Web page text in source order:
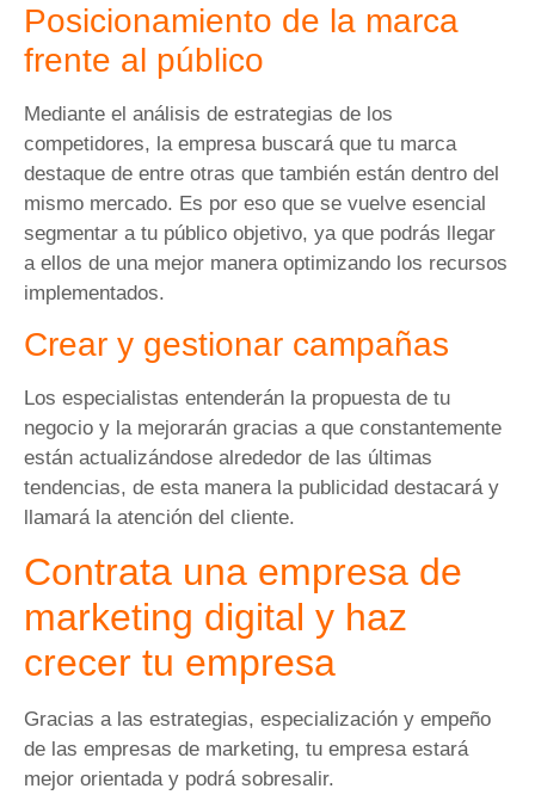
Posicionamiento de la marca
frente al público
Mediante el análisis de estrategias de los
competidores, la empresa buscará que tu marca
destaque de entre otras que también están dentro del
mismo mercado. Es por eso que se vuelve esencial
segmentar a tu público objetivo, ya que podrás llegar
a ellos de una mejor manera optimizando los recursos
implementados.
Crear y gestionar campañas
Los especialistas entenderán la propuesta de tu
negocio y la mejorarán gracias a que constantemente
están actualizándose alrededor de las últimas
tendencias, de esta manera la publicidad destacará y
llamará la atención del cliente.
Contrata una empresa de
marketing digital y haz
crecer tu empresa
Gracias a las estrategias, especialización y empeño
de las empresas de marketing, tu empresa estará
mejor orientada y podrá sobresalir.